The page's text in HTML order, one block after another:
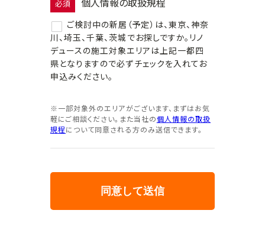
必須 個人情報の取扱規程
ご検討中の新居（予定）は、東京、神奈
川、埼玉、千葉、茨城でお探しですか。リノ
デュースの施工対象エリアは上記一都四
県となりますので必ずチェックを入れてお
申込みください。
※一部対象外のエリアがございます、まずはお気
軽にご相談ください。また当社の個人情報の取扱
規程 について同意される方のみ送信できます。